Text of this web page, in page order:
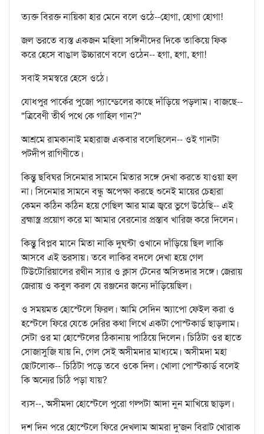
ত্যক্ত বিরক্ত নায়িকা হার মেনে বলে ওঠে--হোগা, হোগা হোগা!
জল ভরতে ব্যস্ত একজন মহিলা সঙ্গিনীদের দিকে তাকিয়ে ফিক
করে হেসে বাঙাল উচ্চারণে বলে ওঠেন-- হগা, হগা, হগা!
সবাই সমস্বরে হেসে ওঠে।
যোধপুর পার্কের পুজো প্যান্ডেলের কাছে দাঁড়িয়ে পড়লাম। বাজছে--
"ত্রিবেণী তীর্থ পথে কে গাহিল গান?"
আশ্রমে রামকানাই মহারাজ একবার বলেছিলেন-- ওই গানটা
পটদীপ রাগিণীতে।
কিন্তু ছবিঘর সিনেমার সামনে মিতার সঙ্গে দেখা করতে যাওয়া হল
না। সিনেমার সামনে বন্ধু অপেক্ষা করছে শুনেই মায়ের চেহারা
কেমন কঠিন কঠিন হয়ে গেছিল আর মাত্র জ্বরে ভুগে উঠেছি-- এই
ব্রহ্মাস্ত্র প্রয়োগ করে মা আমার বেরনোর প্রস্তাব খারিজ করে দিলেন।
কিন্তু বিপ্লব মানে মিতা নাকি দুঘন্টা ওখানে দাঁড়িয়ে ছিল লাকি
আসবে এই ভরসায়। তবে লাকির বদলে দেখা হয়ে গেল
টিউটোরিয়ালের রথীন স্যার ও ক্লাস টেনের অসিতদার সঙ্গে। জেরায়
জেরায় ও কবুল করল যে রঞ্জনের জন্যে দাঁড়িয়েছিল।
ও সময়মত হোস্টেলে ফিরল। আমি সেদিন অ্যাপো ফেইল করা ও
হস্টেলে ফিরে যেতে দেরির কথা লিখে একটা পোস্টকার্ড ছাড়লাম।
সেটা ওর মা হোস্টেলের ঠিকানায় পাঠিয়ে দিলেন। চিঠিটা ওর হাতে
সোজাসুজি যায় নি, গেল সেই অসীমদার মাধ্যমে। অসীমদা মহা
ছোটলোক-- চিঠিটা পড়ে তবে ওকে দিল। খোলা পোস্টকার্ড বলেই
কি অন্যের চিঠি পড়া যায়?
ব্যস--, অসীমদা হোস্টেলে পুরো গল্পটা আদা নুন মাখিয়ে ছাড়ল।
দশ দিন পরে হোস্টেলে ফিরে দেখলাম আমরা দু'জন বিরাট খোরাক